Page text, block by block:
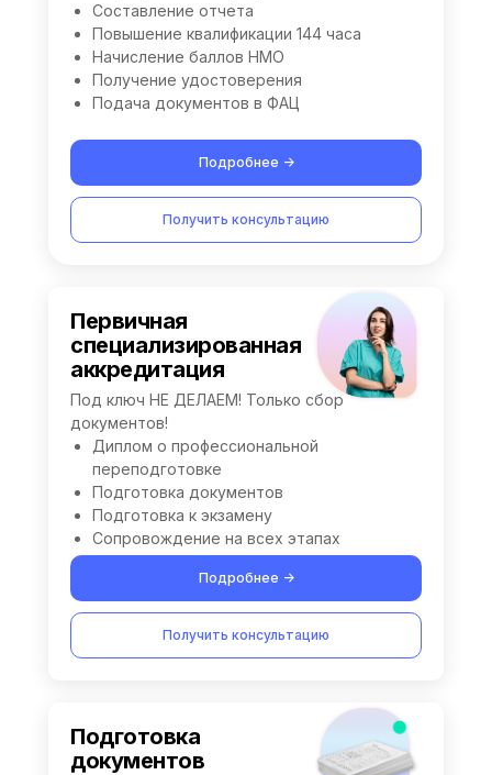
Подготовка
документов
Первичная
специализированная
аккредитация
Под ключ НЕ ДЕЛАЕМ! Только сбор
документов!
Диплом о профессиональной
переподготовке
Подготовка документов
Подготовка к экзамену
Сопровождение на всех этапах
Подробнее ->
Получить консультацию
Составление отчета
Повышение квалификации 144 часа
Начисление баллов НМО
Получение удостоверения
Подача документов в ФАЦ
Подробнее ->
Получить консультацию